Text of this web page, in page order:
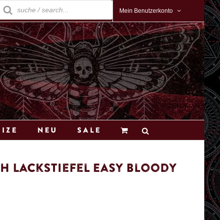
Mein Benutzerkonto
Neu Sale
Lackstiefel Easy Bloody